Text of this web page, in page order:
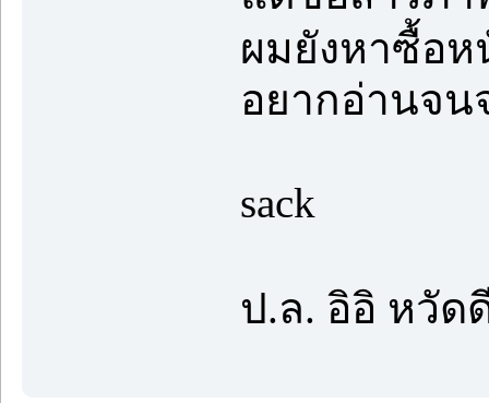
ผมยังหาซื้อห
อยากอ่านจน
sack
ป.ล. อิอิ หวั